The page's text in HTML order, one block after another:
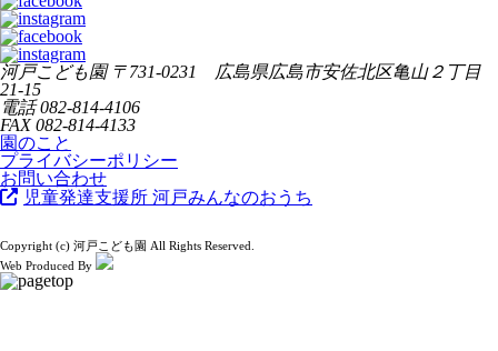
河戸こども園〒731-0231 広島県広島市安佐北区亀山２丁目
21-15
電話082-814-4106
FAX082-814-4133
園のこと
プライバシーポリシー
お問い合わせ
児童発達支援所 河戸みんなのおうち
Copyright (c) 河戸こども園 All Rights Reserved.
Web Produced By